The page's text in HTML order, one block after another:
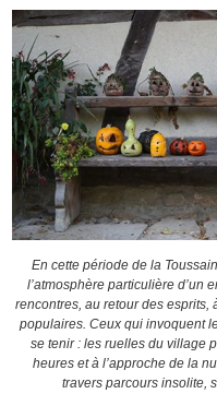
En cette période de la
l’atmosphère particulière d’un
rencontres, au retour des
populaires. Ceux qui invoquent
se tenir : les ruelles du village
heures et à l’approche de la
travers parcours insolite,